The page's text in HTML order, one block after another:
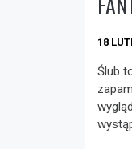
18
Ślub